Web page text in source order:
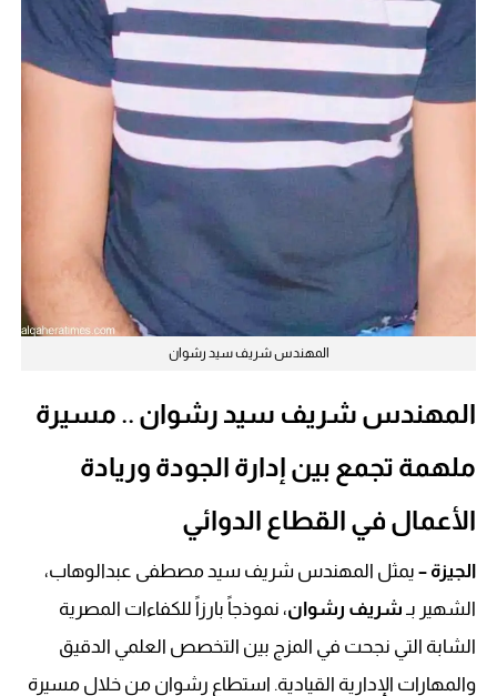
المهندس شريف سيد رشوان
المهندس شريف سيد رشوان .. مسيرة
ملهمة تجمع بين إدارة الجودة وريادة
الأعمال في القطاع الدوائي
الجيزة –يمثل المهندس شريف سيد مصطفى عبدالوهاب،
الشهير بـ شريف رشوان، نموذجاً بارزاً للكفاءات المصرية
الشابة التي نجحت في المزج بين التخصص العلمي الدقيق
والمهارات الإدارية القيادية. استطاع رشوان من خلال مسيرة